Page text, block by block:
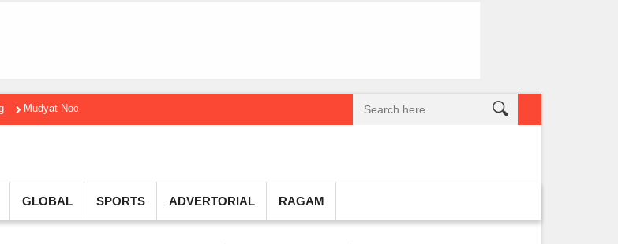
Mudyat Noor Temui Menteri Ekraf, Dorong Ekonomi Kreatif Lokal Naik Kelas Gembel PPU dan IGTKI Penajam Sukses Gelar
GLOBAL SPORTS ADVERTORIAL RAGAM